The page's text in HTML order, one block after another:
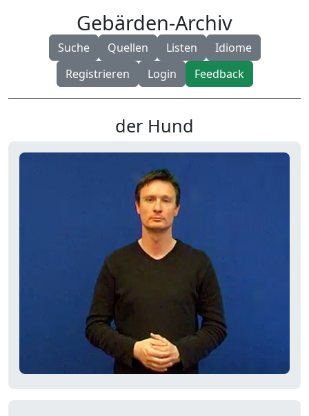
Gebärden-Archiv
Suche Quellen Listen
Idiome
Registrieren
Login Feedback
der Hund